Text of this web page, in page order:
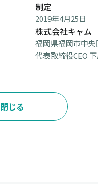
制定
2019年4月25日
株式会社キャム
福岡県福岡市中
代表取締役CEO
閉じる